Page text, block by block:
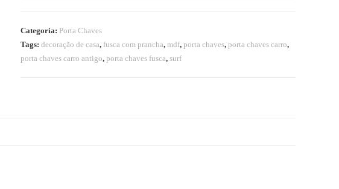
Categoria: Porta Chaves
Tags: decoração de casa, fusca com prancha, mdf, porta chaves, porta chaves carro,
porta chaves carro antigo, porta chaves fusca, surf